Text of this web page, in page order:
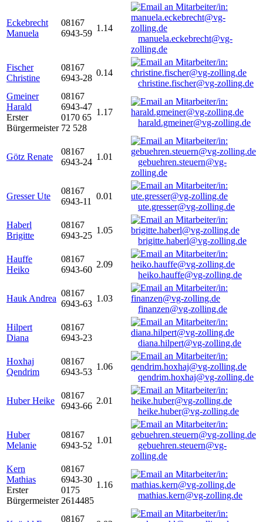
Eckebrecht
Manuela
08167
6943-59
1.14
manuela.eckebrecht@vg-
zolling.de
Fischer
Christine
08167
6943-28
0.14
christine.fischer@vg-zolling.de
Gmeiner
Harald
Erster
Bürgermeister
08167
6943-47
0170 65
72 528
1.17
harald.gmeiner@vg-zolling.de
Götz Renate
08167
6943-24
1.01
gebuehren.steuern@vg-
zolling.de
Gresser Ute
08167
6943-11
0.01
ute.gresser@vg-zolling.de
Haberl
Brigitte
08167
6943-25
1.05
brigitte.haberl@vg-zolling.de
Hauffe
Heiko
08167
6943-60
2.09
heiko.hauffe@vg-zolling.de
Hauk Andrea
08167
6943-63
1.03
finanzen@vg-zolling.de
Hilpert
Diana
08167
6943-23
diana.hilpert@vg-zolling.de
Hoxhaj
Qendrim
08167
6943-53
1.06
qendrim.hoxhaj@vg-zolling.de
Huber Heike
08167
6943-66
2.01
heike.huber@vg-zolling.de
Huber
Melanie
08167
6943-52
1.01
gebuehren.steuern@vg-
zolling.de
Kern
Mathias
Erster
Bürgermeister
08167
6943-30
0175
2614485
1.16
mathias.kern@vg-zolling.de
08167